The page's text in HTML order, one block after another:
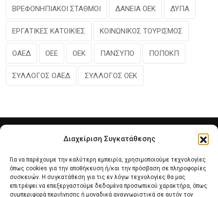
Διαχείριση Συγκατάθεσης
Για να παρέχουμε την καλύτερη εμπειρία, χρησιμοποιούμε τεχνολογίες
όπως cookies για την αποθήκευση ή/και την πρόσβαση σε πληροφορίες
συσκευών. Η συγκατάθεση για τις εν λόγω τεχνολογίες θα μας
επιτρέψει να επεξεργαστούμε δεδομένα προσωπικού χαρακτήρα, όπως
συμπεριφορά περιήγησης ή μοναδικά αναγνωριστικά σε αυτόν τον
ΒΡΕΦΟΝΗΠΙΑΚΟΙ ΣΤΑΘΜΟΙ ΔΑΝΕΙΑ ΟΕΚ ΔΥΠΑ
ΕΡΓΑΤΙΚΕΣ ΚΑΤΟΙΚΙΕΣ ΚΟΙΝΩΝΙΚΟΣ ΤΟΥΡΙΣΜΟΣ
ΟΑΕΔ ΟΕΕ ΟΕΚ ΠΑΝΣΥΠΟ ΠΟΠΟΚΠ
ΣΥΛΛΟΓΟΣ ΟΑΕΔ ΣΥΛΛΟΓΟΣ ΟΕΚ